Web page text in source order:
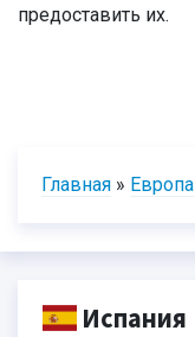
предоставить их.
Главная » Европа
Испания